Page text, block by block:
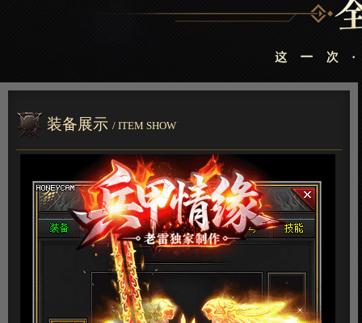
装备展示 / ITEM SHOW